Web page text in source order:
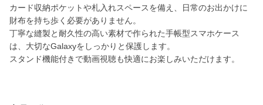
カード収納ポケットや札入れスペースを備え、日常のお出かけに
財布を持ち歩く必要がありません。
丁寧な縫製と耐久性の高い素材で作られた手帳型スマホケース
は、大切なGalaxyをしっかりと保護します。
スタンド機能付きで動画視聴も快適にお楽しみいただけます。